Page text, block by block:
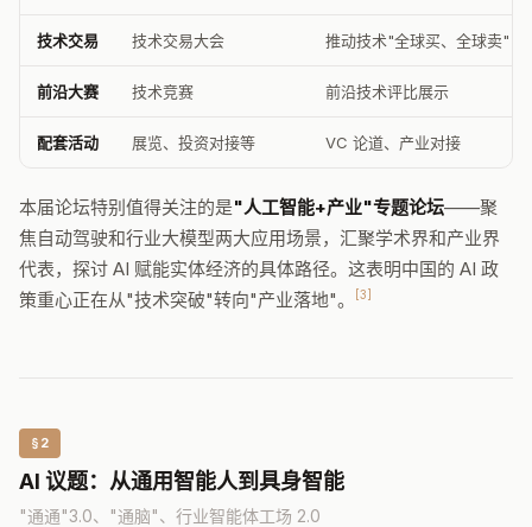
技术交易 技术交易大会 推动技术"全球买、全球卖"
前沿大赛 技术竞赛 前沿技术评比展示
配套活动 展览、投资对接等 VC 论道、产业对接
本届论坛特别值得关注的是"人工智能+产业"专题论坛——聚
焦自动驾驶和行业大模型两大应用场景，汇聚学术界和产业界
代表，探讨 AI 赋能实体经济的具体路径。这表明中国的 AI 政
策重心正在从"技术突破"转向"产业落地"。
[3]
§2
AI 议题：从通用智能人到具身智能
"通通"3.0、"通脑"、行业智能体工场 2.0